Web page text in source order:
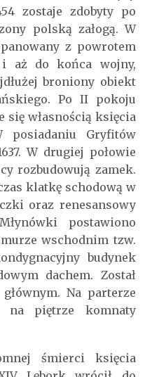
zostaje zdobyty po
polską załogą. W
z powrotem
i aż do końca wojny,
broniony obiekt
Po II pokoju
własnością księcia
posiadaniu Gryfitów
W drugiej połowie
rozbudowują zamek.
klatkę schodową w
oraz renesansowy
postawiono
wschodnim tzw.
budynek
dachem. Został
Na parterze
na piętrze komnaty
śmierci księcia